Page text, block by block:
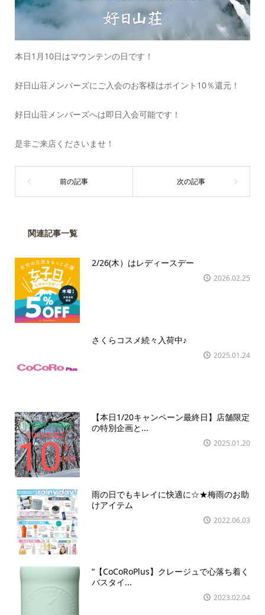
本日1月10日はマウンテンの日です！
好日山荘メンバーズにご入会のお客様はポイント10％還元！
好日山荘メンバーズへは即日入会可能です！
是非ご来店くださいませ！
関連記事一覧
2/26(木）はレディースデー
2026.02.25
さくらコスメ続々入荷中♪
2025.01.24
【本日1/20キャンペーン最終日】店舗限定
の特別企画と...
2025.01.20
雨の日でもキレイに快適に☆★梅雨のお助
けアイテム
2022.06.03
“【CoCoRoPlus】クレージュで心落ち着く
バスタイ...
2023.02.04